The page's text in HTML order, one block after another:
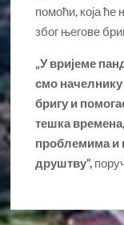
помоћи, која
због његове
„У вријеме
смо начелнику
бригу и
тешка времена,
проблемима и
друштву“,